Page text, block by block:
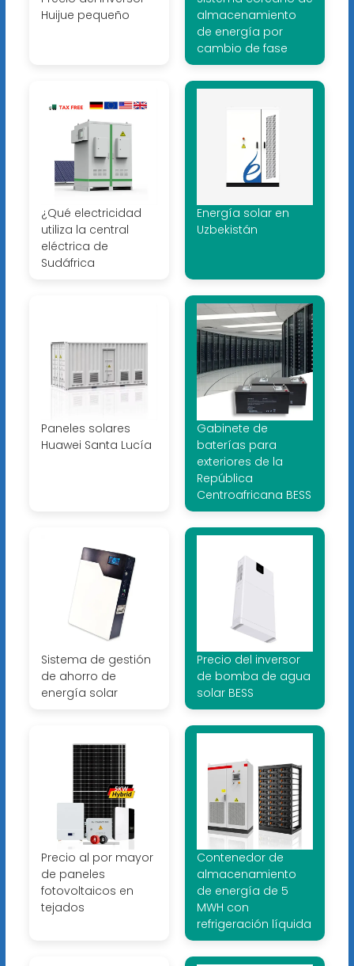
Huijue pequeño
almacenamiento
de energía por
cambio de fase
¿Qué electricidad
utiliza la central
eléctrica de
Sudáfrica
Energía solar en
Uzbekistán
Paneles solares
Huawei Santa Lucía
Gabinete de
baterías para
exteriores de la
República
Centroafricana BESS
Sistema de gestión
de ahorro de
energía solar
Precio del inversor
de bomba de agua
solar BESS
Precio al por mayor
de paneles
fotovoltaicos en
tejados
Contenedor de
almacenamiento
de energía de 5
MWH con
refrigeración líquida